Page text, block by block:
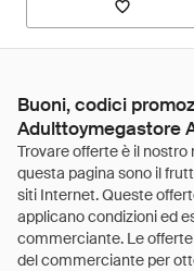
Buoni, codici
Adulttoymegastore